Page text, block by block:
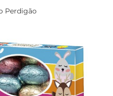
Perdigão